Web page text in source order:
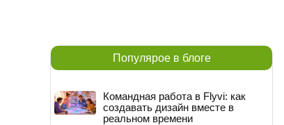
Популярое в блоге
Командная работа в Flyvi: как
создавать дизайн вместе в
реальном времени